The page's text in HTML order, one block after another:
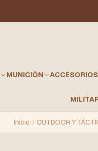
MUNICIÓN
Inicio OUTDOOR Y